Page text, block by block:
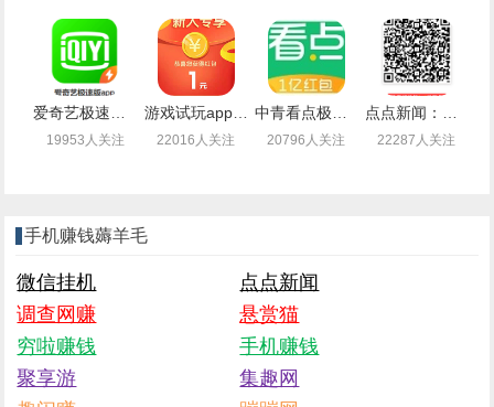
19953人关注
游戏试玩app闲时联盟：注册送1.4元现金，可提现支付宝
22016人关注 20796人关注 22287人关注
手机赚钱薅羊毛
微信挂机
点点新闻
调查网赚
悬赏猫
穷啦赚钱
手机赚钱
聚享游
集趣网